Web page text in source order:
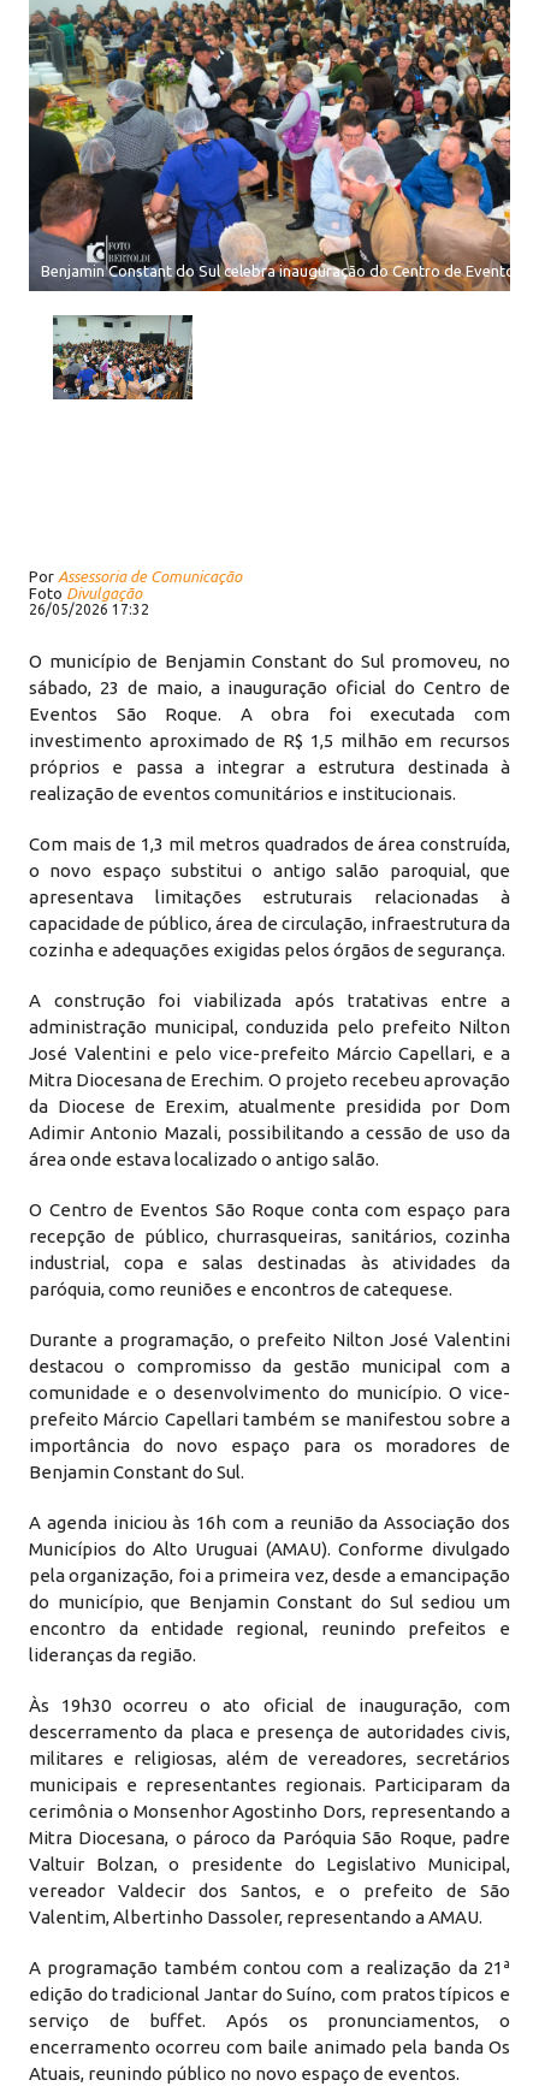
Benjamin Constant do Sul celebra inauguração do Centro de Eventos
Por Assessoria de Comunicação
Foto Divulgação
26/05/2026 17:32
O município de Benjamin Constant do Sul promoveu, no
sábado, 23 de maio, a inauguração oficial do Centro de
Eventos São Roque. A obra foi executada com
investimento aproximado de R$ 1,5 milhão em recursos
próprios e passa a integrar a estrutura destinada à
realização de eventos comunitários e institucionais.
Com mais de 1,3 mil metros quadrados de área construída,
o novo espaço substitui o antigo salão paroquial, que
apresentava limitações estruturais relacionadas à
capacidade de público, área de circulação, infraestrutura da
cozinha e adequações exigidas pelos órgãos de segurança.
A construção foi viabilizada após tratativas entre a
administração municipal, conduzida pelo prefeito Nilton
José Valentini e pelo vice-prefeito Márcio Capellari, e a
Mitra Diocesana de Erechim. O projeto recebeu aprovação
da Diocese de Erexim, atualmente presidida por Dom
Adimir Antonio Mazali, possibilitando a cessão de uso da
área onde estava localizado o antigo salão.
O Centro de Eventos São Roque conta com espaço para
recepção de público, churrasqueiras, sanitários, cozinha
industrial, copa e salas destinadas às atividades da
paróquia, como reuniões e encontros de catequese.
Durante a programação, o prefeito Nilton José Valentini
destacou o compromisso da gestão municipal com a
comunidade e o desenvolvimento do município. O vice-
prefeito Márcio Capellari também se manifestou sobre a
importância do novo espaço para os moradores de
Benjamin Constant do Sul.
A agenda iniciou às 16h com a reunião da Associação dos
Municípios do Alto Uruguai (AMAU). Conforme divulgado
pela organização, foi a primeira vez, desde a emancipação
do município, que Benjamin Constant do Sul sediou um
encontro da entidade regional, reunindo prefeitos e
lideranças da região.
Às 19h30 ocorreu o ato oficial de inauguração, com
descerramento da placa e presença de autoridades civis,
militares e religiosas, além de vereadores, secretários
municipais e representantes regionais. Participaram da
cerimônia o Monsenhor Agostinho Dors, representando a
Mitra Diocesana, o pároco da Paróquia São Roque, padre
Valtuir Bolzan, o presidente do Legislativo Municipal,
vereador Valdecir dos Santos, e o prefeito de São
Valentim, Albertinho Dassoler, representando a AMAU.
A programação também contou com a realização da 21ª
edição do tradicional Jantar do Suíno, com pratos típicos e
serviço de buffet. Após os pronunciamentos, o
encerramento ocorreu com baile animado pela banda Os
Atuais, reunindo público no novo espaço de eventos.